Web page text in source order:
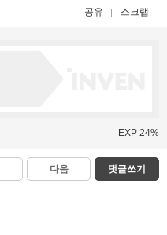
공유 스크랩
EXP 24%
다음 댓글쓰기